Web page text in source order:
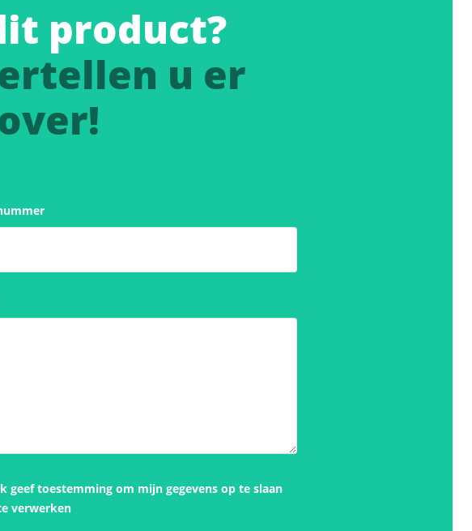
product?
u er
geef toestemming om mijn gegevens op te slaan
verwerken